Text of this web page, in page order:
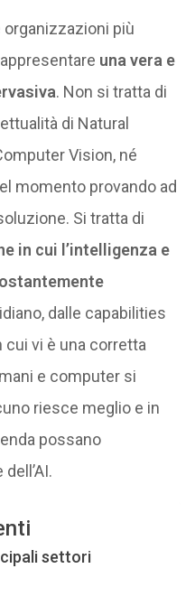
organizzazioni più
una vera e
. Non si tratta di
di Natural
Vision, né
momento provando ad
Si tratta di
in cui l’intelligenza e
dalle capabilities
cui vi è una corretta
e computer si
riesce meglio e in
possano
settori